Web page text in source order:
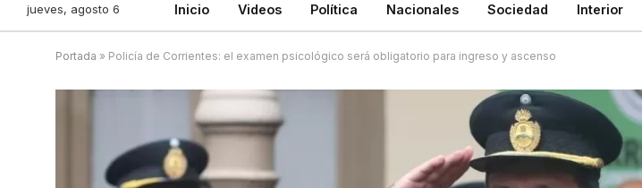
jueves, agosto 6 Inicio Videos Política Nacionales Sociedad Interior
Portada » Policía de Corrientes: el examen psicológico será obligatorio para ingreso y ascenso